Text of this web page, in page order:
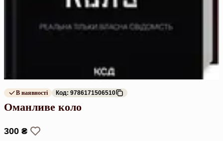
В наявності Код: 9786171506510
Оманливе коло
300 ₴